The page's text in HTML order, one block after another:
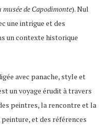
musée de Capodimonte). Nul
une intrigue et des
un contexte historique
avec panache, style et
un voyage érudit à travers
peintres, la rencontre et la
et des références